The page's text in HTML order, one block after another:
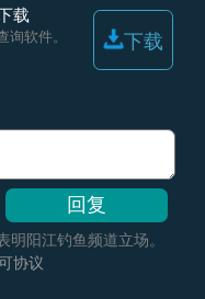
载
软件。 下载
明阳江钓鱼频道立场。
协议